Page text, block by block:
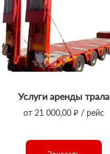
Услуги аренды трала
от 21 000,00 ₽ / рейс